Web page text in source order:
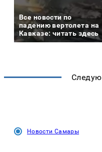
Все новости по
падению вертолета на
Кавказе: читать здесь
Новости Самары